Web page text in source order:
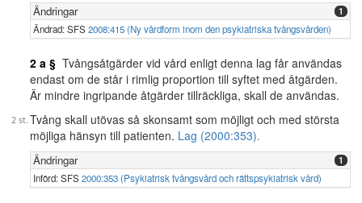
Ändringar 1
Ändrad: SFS2008:415 (Ny vårdform inom den psykiatriska tvångsvården)
2 a § Tvångsåtgärder vid vård enligt denna lag får användas
endast om de står i rimlig proportion till syftet med åtgärden.
Är mindre ingripande åtgärder tillräckliga, skall de användas.
Tvång skall utövas så skonsamt som möjligt och med största
möjliga hänsyn till patienten. Lag (2000:353).
Ändringar 1
Införd: SFS2000:353 (Psykiatrisk tvångsvård och rättspsykiatrisk vård)